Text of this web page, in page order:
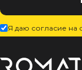
Я даю согласие на